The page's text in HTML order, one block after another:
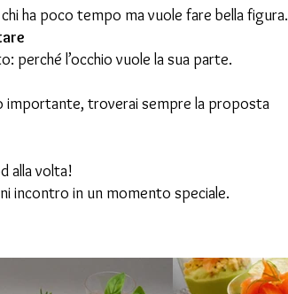
ha poco tempo ma vuole fare bella figura.
perché l’occhio vuole la sua parte.
importante, troverai sempre la proposta
alla volta!
incontro in un momento speciale.